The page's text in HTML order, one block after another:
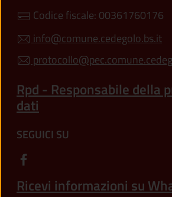
Codice fiscale: 00361760176
info@comune.cedegolo.bs.it
Rpd - Responsabile della
dati
SEGUICI SU
Ricevi informazioni su